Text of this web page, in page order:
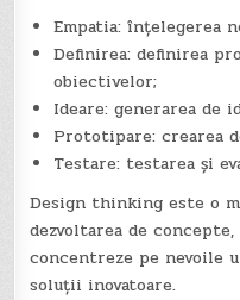
Empatia: înțelegerea
Definirea: definirea
obiectivelor;
Ideare: generarea de
Prototipare: crearea
Testare: testarea și
Design thinking este o
dezvoltarea de
concentreze pe nevoile
soluții inovatoare.